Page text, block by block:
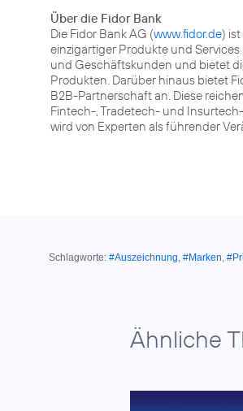
Über die Fidor Bank
Die Fidor Bank AG (www.fidor.de)
einzigartiger Produkte und
und Geschäftskunden und bietet
Produkten. Darüber hinaus bietet
B2B-Partnerschaft an. Diese
Fintech-, Tradetech- und
wird von Experten als führender
Schlagworte: #Auszeichnung, #Marken,
Ähnliche